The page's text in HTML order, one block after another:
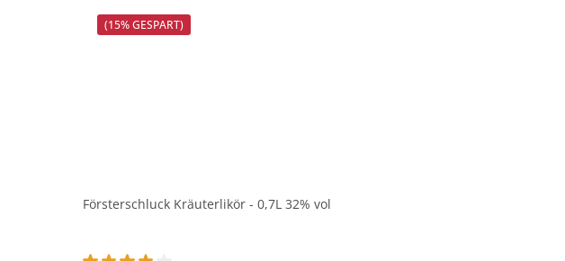
(15% GESPART)
Försterschluck Kräuterlikör - 0,7L 32% vol